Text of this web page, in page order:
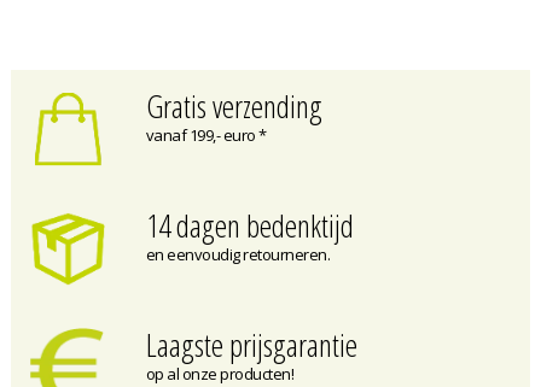
Gratis verzending
vanaf 199,- euro *
14 dagen bedenktijd
en eenvoudig retourneren.
Laagste prijsgarantie
op al onze producten!